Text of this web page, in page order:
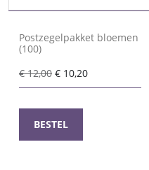
Postzegelpakket bloemen
(100)
€12,00 Oorspronkelijke
prijs
€ 12,00.
€ 10,20Huidige
prijs
BESTEL